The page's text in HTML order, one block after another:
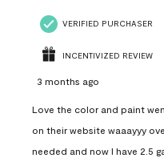
VERIFIED PURCHASER
INCENTIVIZED REVIEW
3 months ago
Love the color and paint
on their website waaayyy
needed and now I have 2.5